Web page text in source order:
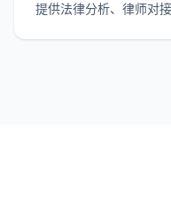
提供法律分析、律师对